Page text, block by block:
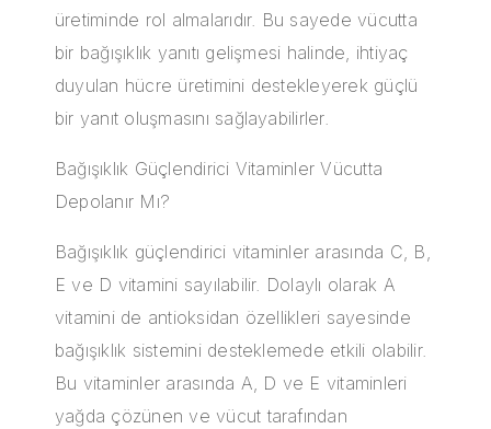
üretiminde rol almalarıdır. Bu sayede vücutta
bir bağışıklık yanıtı gelişmesi halinde, ihtiyaç
duyulan hücre üretimini destekleyerek güçlü
bir yanıt oluşmasını sağlayabilirler.
Bağışıklık Güçlendirici Vitaminler Vücutta
Depolanır Mı?
Bağışıklık güçlendirici vitaminler arasında C, B,
E ve D vitamini sayılabilir. Dolaylı olarak A
vitamini de antioksidan özellikleri sayesinde
bağışıklık sistemini desteklemede etkili olabilir.
Bu vitaminler arasında A, D ve E vitaminleri
yağda çözünen ve vücut tarafından